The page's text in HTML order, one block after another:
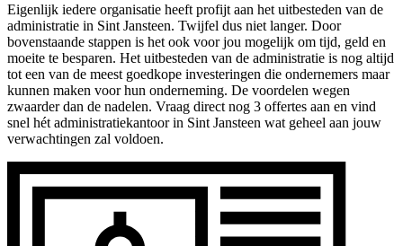
Eigenlijk iedere organisatie heeft profijt aan het uitbesteden van de
administratie in Sint Jansteen. Twijfel dus niet langer. Door
bovenstaande stappen is het ook voor jou mogelijk om tijd, geld en
moeite te besparen. Het uitbesteden van de administratie is nog altijd
tot een van de meest goedkope investeringen die ondernemers maar
kunnen maken voor hun onderneming. De voordelen wegen
zwaarder dan de nadelen. Vraag direct nog 3 offertes aan en vind
snel hét administratiekantoor in Sint Jansteen wat geheel aan jouw
verwachtingen zal voldoen.